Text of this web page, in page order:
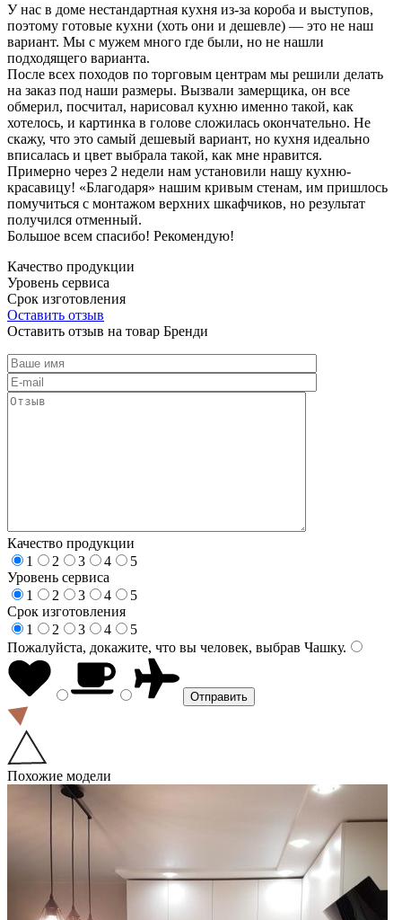
У нас в доме нестандартная кухня из-за короба и выступов,
поэтому готовые кухни (хоть они и дешевле) — это не наш
вариант. Мы с мужем много где были, но не нашли
подходящего варианта.
После всех походов по торговым центрам мы решили делать
на заказ под наши размеры. Вызвали замерщика, он все
обмерил, посчитал, нарисовал кухню именно такой, как
хотелось, и картинка в голове сложилась окончательно. Не
скажу, что это самый дешевый вариант, но кухня идеально
вписалась и цвет выбрала такой, как мне нравится.
Примерно через 2 недели нам установили нашу кухню-
красавицу! «Благодаря» нашим кривым стенам, им пришлось
помучиться с монтажом верхних шкафчиков, но результат
получился отменный.
Большое всем спасибо! Рекомендую!
Качество продукции
Уровень сервиса
Срок изготовления
Оставить отзыв
Оставить отзыв на товар Бренди
Качество продукции
1
2 3 4
5
Уровень сервиса
1
2 3 4
5
Срок изготовления
1
2 3 4
5
Пожалуйста, докажите, что вы человек, выбрав Чашку.
Похожие модели